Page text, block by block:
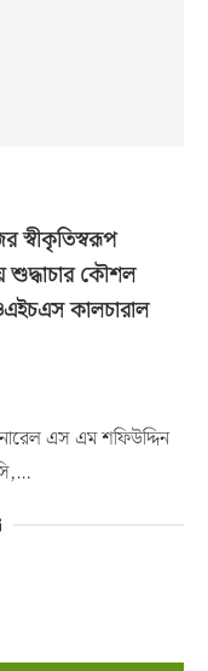
স্বীকৃতিস্বরূপ
শুদ্ধাচার কৌশল
কালচারাল
এস এম শফিউদ্দিন